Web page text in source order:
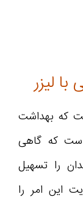
لیزر
که بهداشت
که گاهی
را تسهیل
این امر را